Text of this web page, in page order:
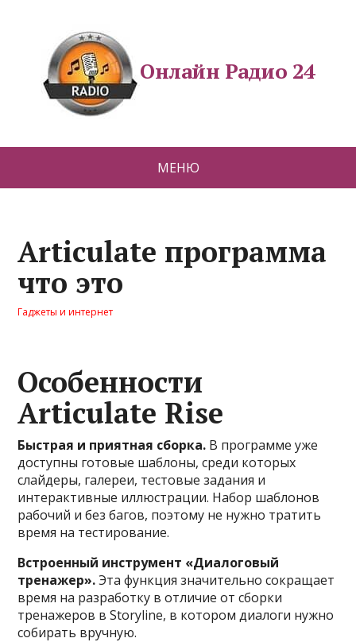
Онлайн Радио 24
МЕНЮ
Articulate программа
что это
Гаджеты и интернет
Особенности
Articulate Rise
Быстрая и приятная сборка. В программе уже
доступны готовые шаблоны, среди которых
слайдеры, галереи, тестовые задания и
интерактивные иллюстрации. Набор шаблонов
рабочий и без багов, поэтому не нужно тратить
время на тестирование.
Встроенный инструмент «Диалоговый
тренажер».Эта функция значительно сокращает
время на разработку в отличие от сборки
тренажеров в Storyline, в котором диалоги нужно
собирать вручную.